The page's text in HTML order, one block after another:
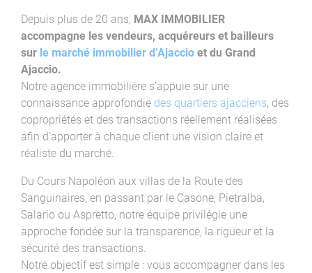
Depuis plus de 20 ans, MAX IMMOBILIER
accompagne les vendeurs, acquéreurs et bailleurs
sur le marché immobilier d’Ajaccio et du Grand
Ajaccio.
Notre agence immobilière s’appuie sur une
connaissance approfondie des quartiers ajacciens, des
copropriétés et des transactions réellement réalisées
afin d’apporter à chaque client une vision claire et
réaliste du marché.
Du Cours Napoléon aux villas de la Route des
Sanguinaires, en passant par le Casone, Pietralba,
Salario ou Aspretto, notre équipe privilégie une
approche fondée sur la transparence, la rigueur et la
sécurité des transactions.
Notre objectif est simple : vous accompagner dans les